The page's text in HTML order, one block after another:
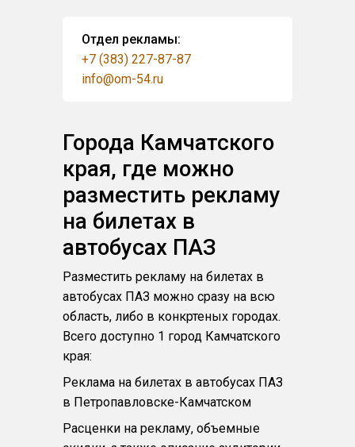
Отдел рекламы:
+7 (383) 227-87-87
info@om-54.ru
Города Камчатского
края, где можно
разместить рекламу
на билетах в
автобусах ПАЗ
Разместить рекламу на билетах в
автобусах ПАЗ можно сразу на всю
область, либо в конкртеных городах.
Всего доступно 1 город Камчатского
края:
Реклама на билетах в автобусах ПАЗ
в Петропавловске-Камчатском
Расценки на рекламу, объемные